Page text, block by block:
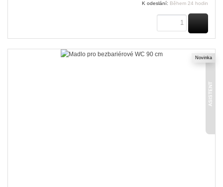
K odeslání: Během 24 hodin
ASISTENT
Novinka